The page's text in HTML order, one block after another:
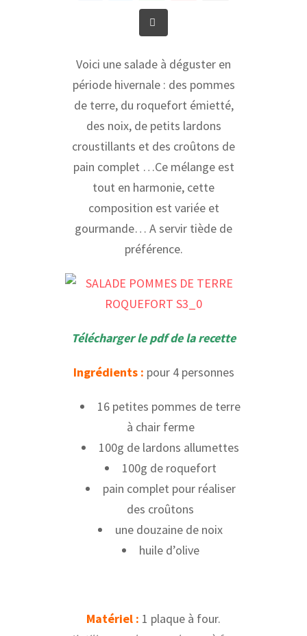
Voici une salade à déguster en
période hivernale : des pommes
de terre, du roquefort émietté,
des noix, de petits lardons
croustillants et des croûtons de
pain complet …Ce mélange est
tout en harmonie, cette
composition est variée et
gourmande… A servir tiède de
préférence.
Télécharger le pdf de la recette
Ingrédients : pour 4 personnes
16 petites pommes de terre
à chair ferme
100g de lardons allumettes
100g de roquefort
pain complet pour réaliser
des croûtons
une douzaine de noix
huile d’olive
Matériel : 1 plaque à four.